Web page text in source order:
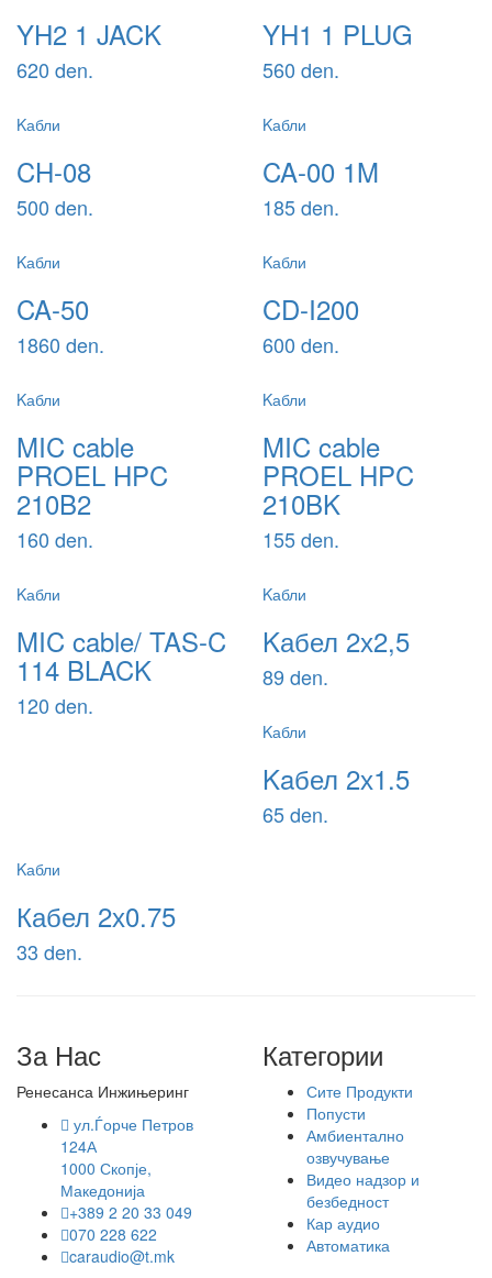
YH2 1 JACK
620 den.
YH1 1 PLUG
560 den.
Kабли
CH-08
500 den.
Kабли
CA-00 1M
185 den.
Kабли
CA-50
1860 den.
Kабли
CD-I200
600 den.
Kабли
MIC cable
PROEL HPC
210B2
160 den.
Kабли
MIC cable
PROEL HPC
210BK
155 den.
Kабли
MIC cable/ TAS-C
114 BLACK
120 den.
Kабли
Kабел 2х2,5
89 den.
Kабли
Kaбел 2х1.5
65 den.
Kабли
Кабел 2х0.75
33 den.
За Нас
Ренесанса Инжињеринг
ул.Ѓорче Петров
124А
1000 Скопје,
Македонија
+389 2 20 33 049
070 228 622
caraudio@t.mk
Категории
Сите Продукти
Попусти
Амбиентално
озвучување
Видео надзор и
безбедност
Кар аудио
Автоматика